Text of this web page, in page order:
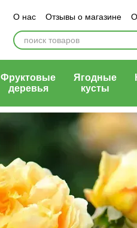
О нас Отзывы о магазине
Блог магазина
Публичный
Фруктовые
деревья
Ягодные
кусты